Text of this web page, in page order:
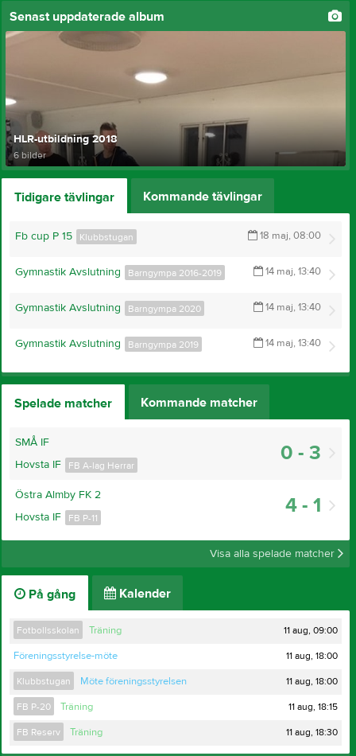
Senast uppdaterade album
HLR-utbildning 2018
6 bilder
Tidigare tävlingar Kommande tävlingar
18 maj, 08:00
Klubbstugan
Fb cup P 15
14 maj, 13:40
Barngympa 2016-2019
Gymnastik Avslutning
14 maj, 13:40
Barngympa 2020
Gymnastik Avslutning
14 maj, 13:40
Barngympa 2019
Gymnastik Avslutning
Spelade matcher Kommande matcher
0 - 3
SMÅ IF
FB A-lag Herrar
Hovsta IF
4 - 1
Östra Almby FK 2
FB P-11
Hovsta IF
Visa alla spelade matcher
På gång Kalender
Fotbollsskolan Träning 11 aug, 09:00
Föreningsstyrelse-möte 11 aug, 18:00
Klubbstugan Möte föreningsstyrelsen 11 aug, 18:00
FB P-20 Träning 11 aug, 18:15
FB Reserv Träning 11 aug, 18:30